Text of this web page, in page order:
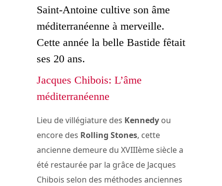
Saint-Antoine cultive son âme
méditerranéenne à merveille.
Cette année la belle Bastide fêtait
ses 20 ans.
Jacques Chibois: L’âme
méditerranéenne
Lieu de villégiature des Kennedy ou
encore des Rolling Stones, cette
ancienne demeure du XVIIIème siècle a
été restaurée par la grâce de Jacques
Chibois selon des méthodes anciennes